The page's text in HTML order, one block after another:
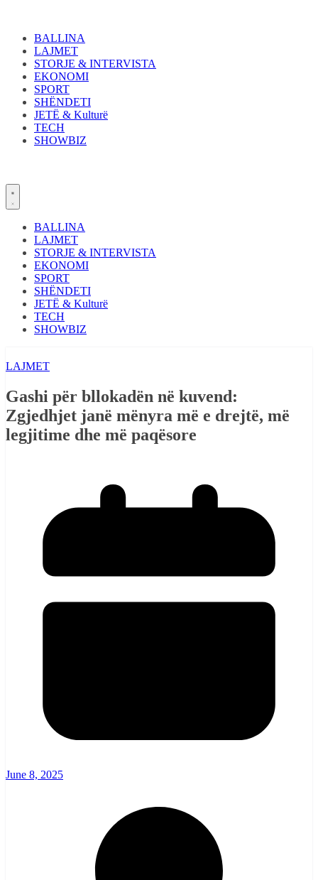
contentBALLINA
LAJMET
STORJE & INTERVISTA
EKONOMI
SPORT
SHËNDETI
JETË & Kulturë
TECH
SHOWBIZ
BALLINA
LAJMET
STORJE & INTERVISTA
EKONOMI
SPORT
SHËNDETI
JETË & Kulturë
TECH
SHOWBIZ
LAJMET
Gashi për bllokadën në kuvend:
Zgjedhjet janë mënyra më e drejtë, më
legjitime dhe më paqësore
June 8, 2025